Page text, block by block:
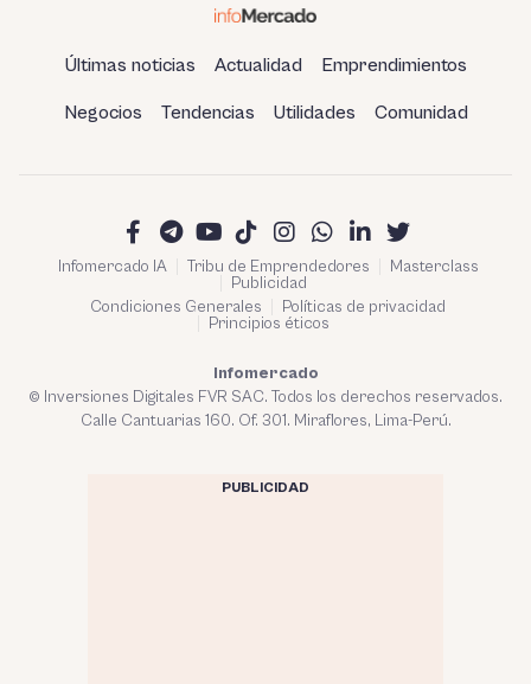
Últimas noticias Actualidad Emprendimientos
Negocios Tendencias Utilidades Comunidad
Infomercado IA Tribu de Emprendedores
Masterclass
Publicidad
Condiciones Generales
Políticas de privacidad
Principios éticos
Infomercado
© Inversiones Digitales FVR SAC. Todos los derechos reservados.
Calle Cantuarias 160. Of. 301. Miraflores, Lima-Perú.
PUBLICIDAD